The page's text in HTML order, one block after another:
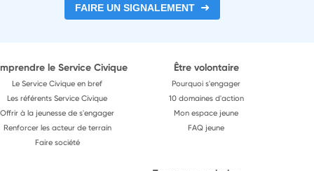
FAIRE UN SIGNALEMENT
le Service Civique
Le Service Civique en bref
Les référents Service Civique
Offrir à la jeunesse de s'engager
Renforcer les acteur de terrain
Faire société
Être volontaire
Pourquoi s'engager
10 domaines d'action
Mon espace jeune
FAQ jeune